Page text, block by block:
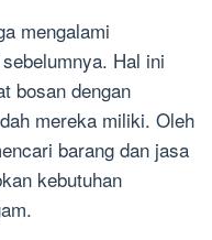
mengalami
Hal ini
bosan dengan
mereka miliki. Oleh
barang dan jasa
kebutuhan